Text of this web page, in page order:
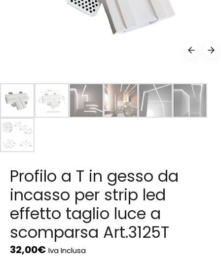
Profilo a T in gesso da
incasso per strip led
effetto taglio luce a
scomparsa Art.3125T
32,00€ Iva Inclusa